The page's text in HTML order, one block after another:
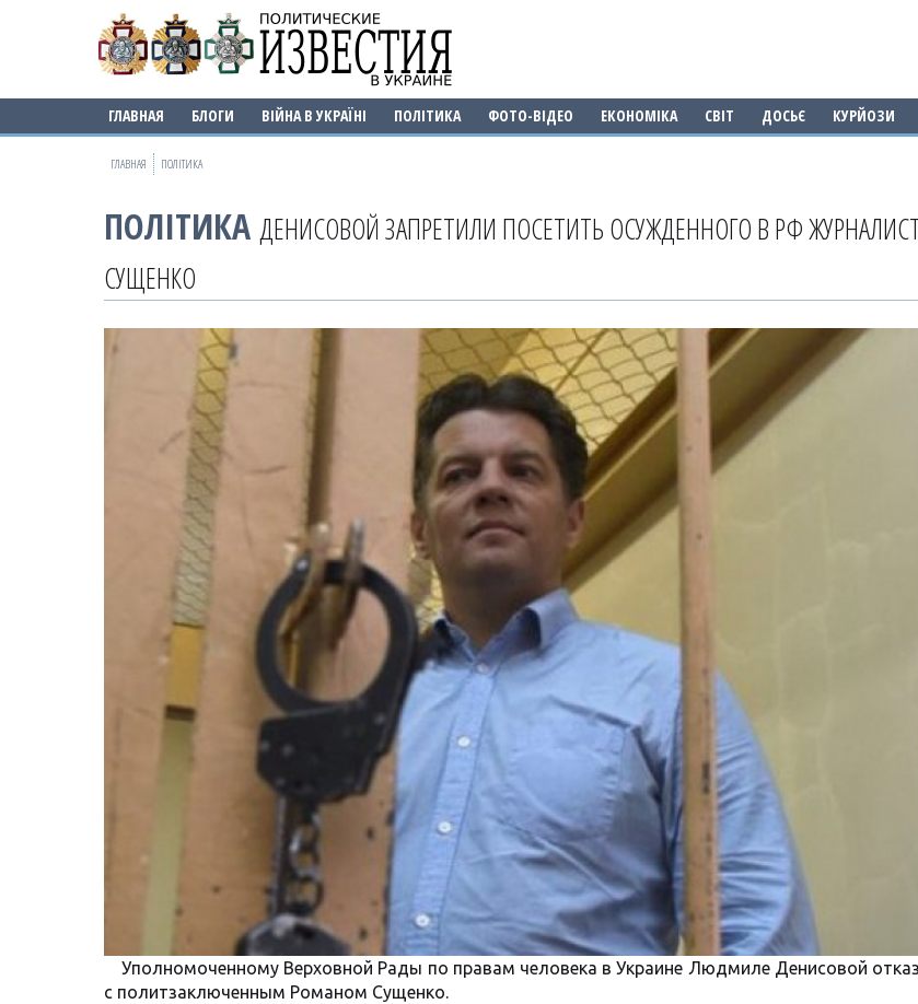
ГЛАВНАЯ БЛОГИ ВІЙНА В УКРАЇНІ ПОЛІТИКА ФОТО-ВІДЕО ЕКОНОМІКА СВІТ ДОСЬЄ КУРЙОЗИ
ГЛАВНАЯ ПОЛІТИКА
ПОЛІТИКА ДЕНИСОВОЙ ЗАПРЕТИЛИ ПОСЕТИТЬ ОСУЖДЕННОГО В РФ
СУЩЕНКО
Уполномоченному Верховной Рады по правам человека в Украине Людмиле Денисовой
с политзаключенным Романом Сущенко.